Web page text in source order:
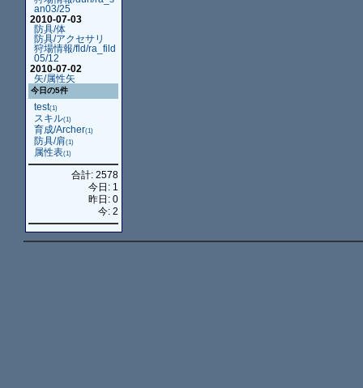
an03/25
2010-07-03
防具/体
防具/アクセサリ
狩場情報/fld/ra_fild
05/12
2010-07-02
矢/属性矢
今日の5件
test(1)
スキル(1)
育成/Archer(1)
防具/肩(1)
属性表(1)
合計: 2578
今日: 1
昨日: 0
今: 2